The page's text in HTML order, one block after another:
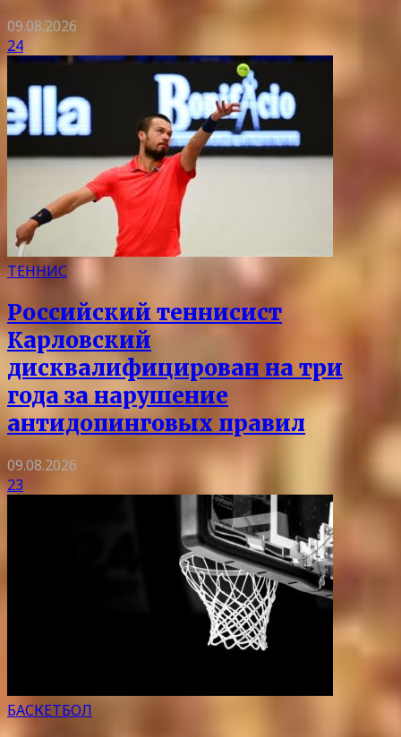
09.08.2026
24
ТЕННИС
Российский теннисист
Карловский
дисквалифицирован на три
года за нарушение
антидопинговых правил
09.08.2026
23
БАСКЕТБОЛ